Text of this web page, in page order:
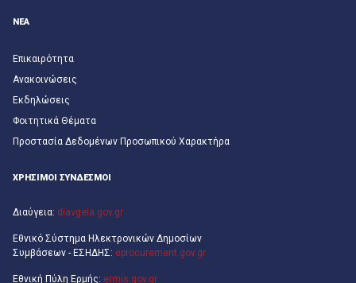
ΝΕΑ
Επικαιρότητα
Ανακοινώσεις
Εκδηλώσεις
Φοιτητικά Θέματα
Προστασία Δεδομένων Προσωπικού Χαρακτήρα
ΧΡΗΣΙΜΟΙ ΣΥΝΔΕΣΜΟΙ
Διαύγεια: diavgeia.gov.gr
Εθνικό Σύστημα Ηλεκτρονικών Δημοσίων
Συμβάσεων - ΕΣΗΔΗΣ: eprocurement.gov.gr
Εθνική Πύλη Ερμής: ermis.gov.gr